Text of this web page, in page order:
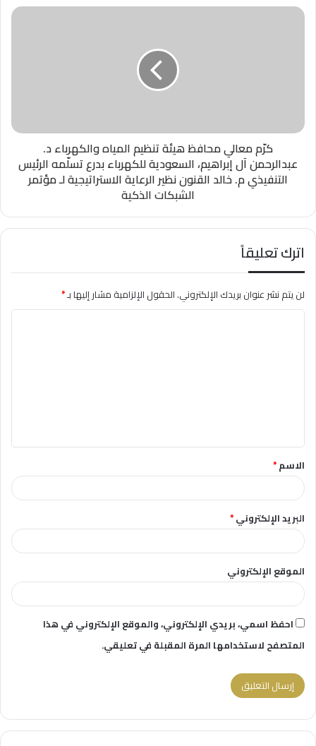
كرّم معالي محافظ هيئة تنظيم المياه والكهرباء د.
عبدالرحمن آل إبراهيم، السعودية للكهرباء بدرع تسلّمه الرئيس
التنفيذي م. خالد القنون نظير الرعاية الاستراتيجية لـ مؤتمر
الشبكات الذكية
اترك تعليقاً
لن يتم نشر عنوان بريدك الإلكتروني.الحقول الإلزامية مشار إليها بـ*
ق
*الاسم*
البريد الإلكتروني*
الموقع الإلكتروني
احفظ اسمي، بريدي الإلكتروني، والموقع الإلكتروني في هذا
المتصفح لاستخدامها المرة المقبلة في تعليقي.